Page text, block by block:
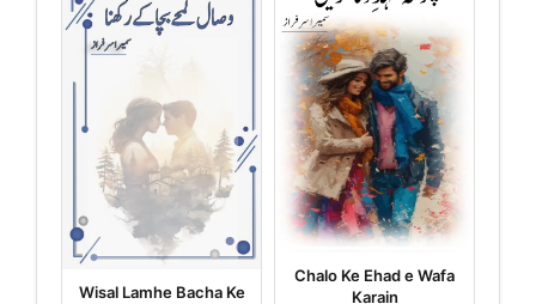
Wisal Lamhe Bacha Ke
Chalo Ke Ehad e Wafa
Karain